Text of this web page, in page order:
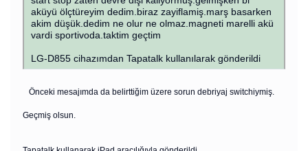
aküyü ölçtüreyim dedim.biraz zayiflamiş.marş basarken
akim düşük.dedim ne olur ne olmaz.magneti marelli akü
vardi sportivoda.taktim geçtim
LG-D855 cihazımdan Tapatalk kullanılarak gönderildi
Önceki mesajımda da belirttiğim üzere sorun debriyaj switchiymiş.
Geçmiş olsun.